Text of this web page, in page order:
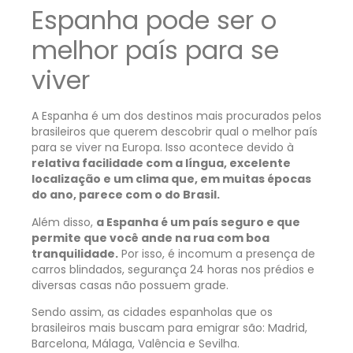
Espanha pode ser o
melhor país para se
viver
A Espanha é um dos destinos mais procurados pelos
brasileiros que querem descobrir qual o melhor país
para se viver na Europa. Isso acontece devido à
relativa facilidade com a língua, excelente
localização e um clima que, em muitas épocas
do ano, parece com o do Brasil.
Além disso, a Espanha é um país seguro e que
permite que você ande na rua com boa
tranquilidade. Por isso, é incomum a presença de
carros blindados, segurança 24 horas nos prédios e
diversas casas não possuem grade.
Sendo assim, as cidades espanholas que os
brasileiros mais buscam para emigrar são: Madrid,
Barcelona, Málaga, Valência e Sevilha.